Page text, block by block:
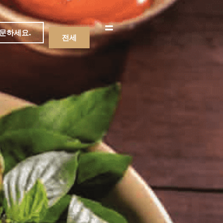
뉴
료수
하세요. 전세
뉴
료수